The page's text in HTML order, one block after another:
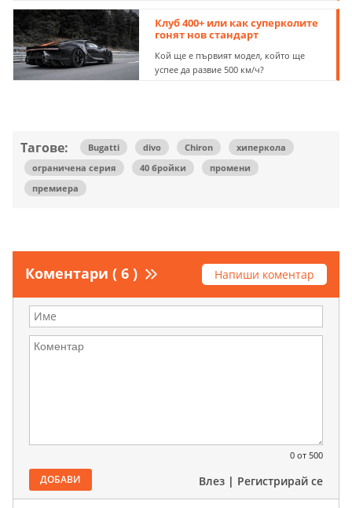
Клуб 400+ или как суперколите
гонят нов стандарт
Кой ще е първият модел, който ще
успее да развие 500 км/ч?
Тагове: Bugatti divo Chiron
хиперкола
ограничена серия
40 бройки
промени
премиера
Коментари ( 6 ) Напиши коментар
0 от 500
ДОБАВИ Влез | Регистрирай се